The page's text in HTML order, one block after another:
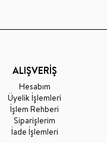
ALIŞVERİŞ
Hesabım
Üyelik İşlemleri
İşlem Rehberi
Siparişlerim
İade İşlemleri